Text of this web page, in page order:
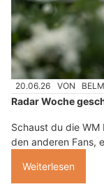
20.06.26 VON
Radar Woche
Schaust du die WM
den anderen Fans,
Weiterlesen